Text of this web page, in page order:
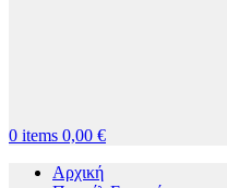
0 items 0,00 €
Αρχική